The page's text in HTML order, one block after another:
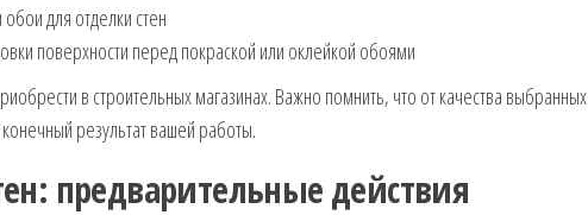
для отделки стен
поверхности перед покраской или оклейкой обоями
в строительных магазинах. Важно помнить, что от качества выбранных
результат вашей работы.
предварительные действия